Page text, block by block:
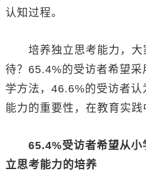
认知过程。
培养独立思考能力，大
待？65.4%的受访者希望
学方法，46.6%的受访者
能力的重要性，在教育实践
65.4%受访者希望从
立思考能力的培养